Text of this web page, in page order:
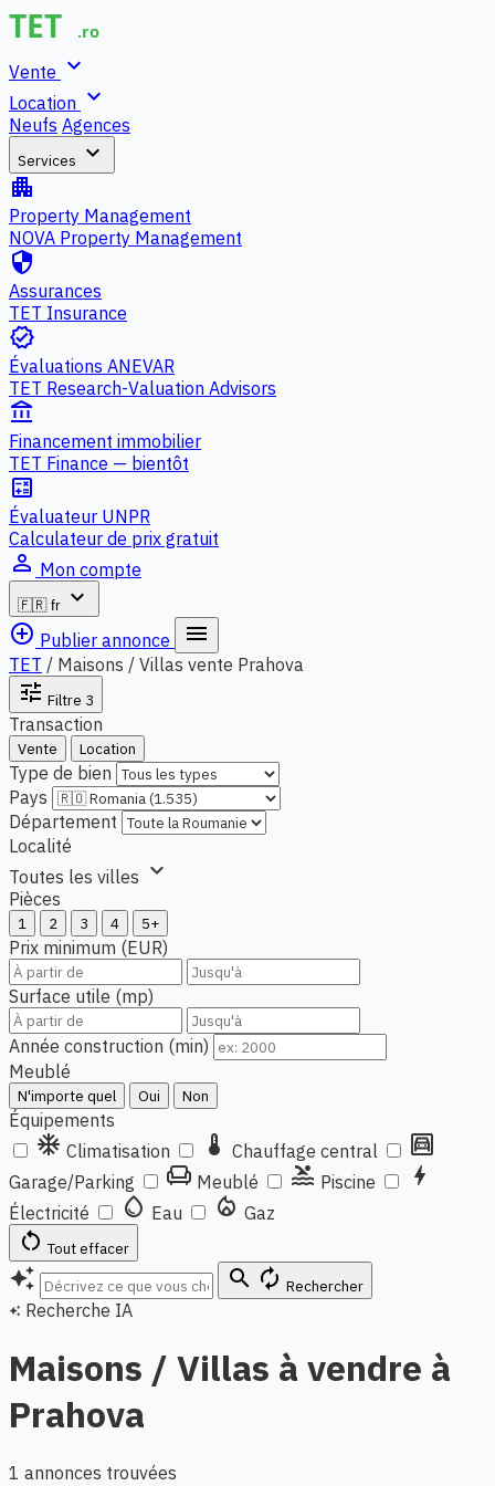
Vente expand_more
Location expand_more
Neufs Agences
Services expand_more
apartment
Property Management
NOVA Property Management
security
Assurances
TET Insurance
verified
Évaluations ANEVAR
TET Research-Valuation Advisors
account_balance
Financement immobilier
TET Finance — bientôt
calculate
Évaluateur UNPR
Calculateur de prix gratuit
person_outline Mon compte
🇫🇷 fr
expand_more
add_circle_outline Publier annonce menu
TET / Maisons / Villas vente Prahova
tune Filtre 3
Transaction
Vente Location
Type de bien
Pays
Département
Localité
Toutes les villes expand_more
Pièces
1 2 3 4 5+
Prix minimum (EUR)
Surface utile (mp)
Année construction (min)
Meublé
N'importe quel Oui Non
Équipements
ac_unit Climatisation thermostat Chauffage central garage
Garage/Parking chair Meublé pool Piscine bolt
Électricité water_drop Eau local_fire_department Gaz
restart_alt Tout effacer
auto_awesome search autorenew Rechercher
auto_awesome Recherche IA
Maisons / Villas à vendre à
Prahova
1 annonces trouvées